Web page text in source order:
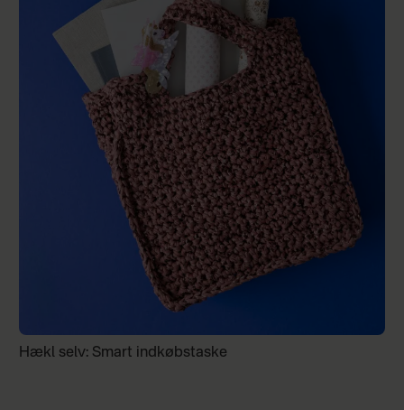
Hækl selv: Smart indkøbstaske